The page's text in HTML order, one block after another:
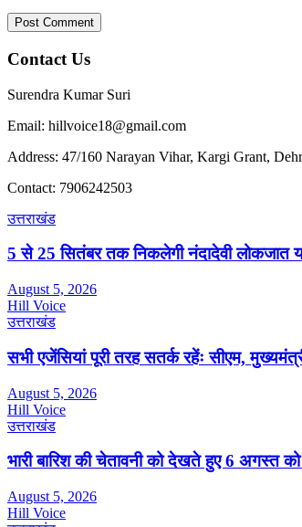
Contact Us
Surendra Kumar Suri
Email: hillvoice18@gmail.com
Address: 47/160 Narayan Vihar, Kargi Grant,
Contact: 7906242503
उत्तराखंड
5 से 25 सितंबर तक निकलेगी नंदादेवी लोकजात
August 5, 2026
Hill Voice
उत्तराखंड
सभी एजेंसियां पूरी तरह सतर्क रहेंः सीएम,
August 5, 2026
Hill Voice
उत्तराखंड
भारी बारिश की चेतावनी को देखते हुए 6 अगस्त
August 5, 2026
Hill Voice